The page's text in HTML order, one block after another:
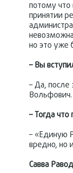
потому
принятии
но это уже
– Вы
– Да,
Вольфович.
– Тогда
– «Единую
вредно, но
Савва